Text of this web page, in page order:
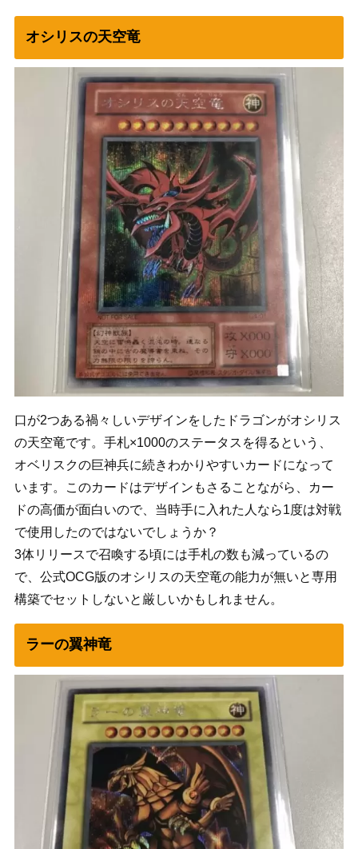
オシリスの天空竜
口が2つある禍々しいデザインをしたドラゴンがオシリス
の天空竜です。手札×1000のステータスを得るという、
オベリスクの巨神兵に続きわかりやすいカードになって
います。このカードはデザインもさることながら、カー
ドの高価が面白いので、当時手に入れた人なら1度は対戦
で使用したのではないでしょうか？
3体リリースで召喚する頃には手札の数も減っているの
で、公式OCG版のオシリスの天空竜の能力が無いと専用
構築でセットしないと厳しいかもしれません。
ラーの翼神竜